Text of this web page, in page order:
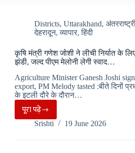
10%
शुल्क,
कपड़ा
निर्यात
पर
$11
अरब
नुकसान
की
Districts, Uttarakhand,
देहरादून,व्यापार,हिंदी
कृषि मंत्री गणेश जोशी ने लीची निर्यात के
झंडी, जल्द पीएम मेलोनी लेगी स्वाद…
Agriculture Minister Ganesh Joshi
export, PM Melody tasted :बीते दिनों
के इटली दौरे के दौरान…
पूरा पढ़ेकृषि
मंत्री
गणेश
Srishti 19 June 2026